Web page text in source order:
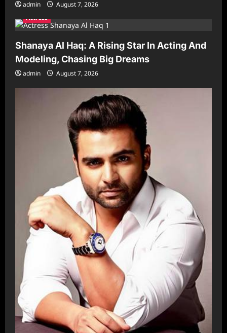
n
admin
August 7, 2026
Actress
Shanaya Al Haq: A Rising Star In Acting And
Modeling, Chasing Big Dreams
admin August 7, 2026